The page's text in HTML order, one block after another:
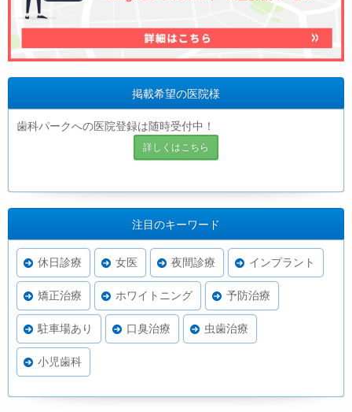
掲載希望の医院様
歯科パークへの医院登録は随時受付中！
詳しくはこちら
注目のキーワード
休日診療 女医 夜間診療 インプラント
矯正治療 ホワイトニング 予防治療
駐車場あり 口臭治療 虫歯治療
小児歯科